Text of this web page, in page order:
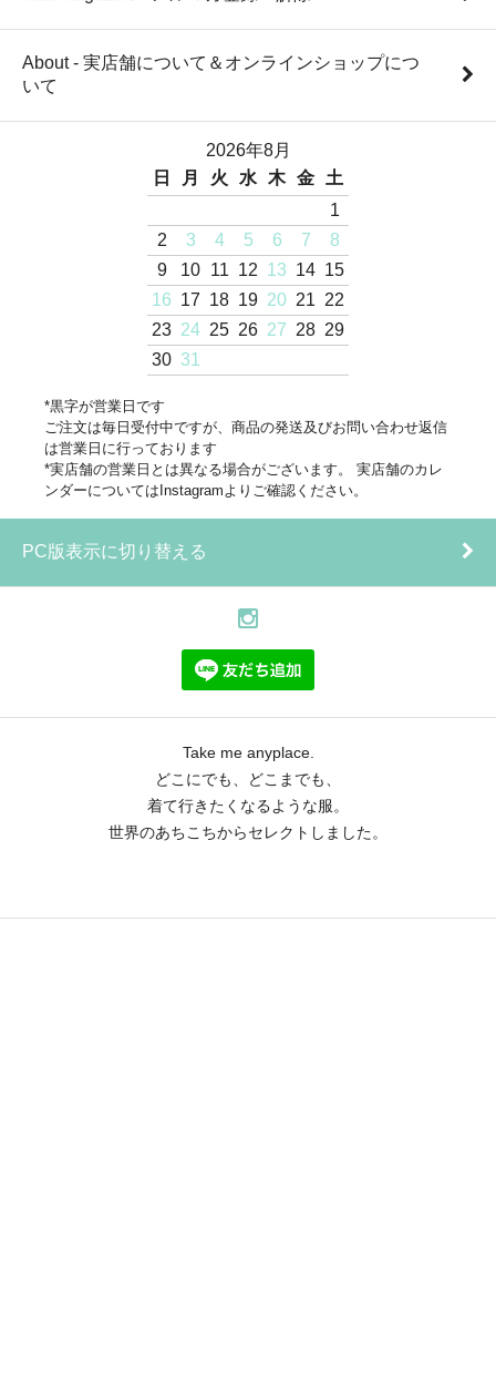
About - 実店舗について＆オンラインショップにつ
いて
2026年8月
日
月 火 水 木 金
土
1
2
3 4 5 6 7
8
9
10 11 12 13 14 15
16 17 18 19 20 21 22
23 24 25 26 27 28 29
30 31
*黒字が営業日です
ご注文は毎日受付中ですが、商品の発送及びお問い合わせ返信
は営業日に行っております
*実店舗の営業日とは異なる場合がございます。 実店舗のカレ
ンダーについてはInstagramよりご確認ください。
PC版表示に切り替える
Take me anyplace.
どこにでも、どこまでも、
着て行きたくなるような服。
世界のあちこちからセレクトしました。